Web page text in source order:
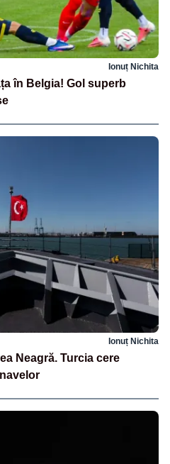
Ionuț Nichita
în Belgia! Gol superb
Ionuț Nichita
Neagră. Turcia cere